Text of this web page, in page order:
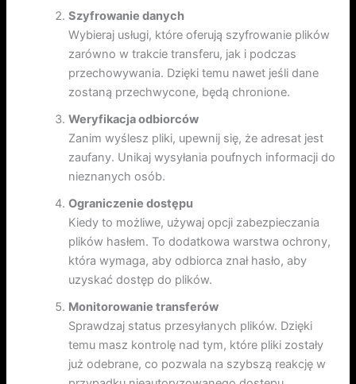
Szyfrowanie danych
Wybieraj usługi, które oferują szyfrowanie plików
zarówno w trakcie transferu, jak i podczas
przechowywania. Dzięki temu nawet jeśli dane
zostaną przechwycone, będą chronione.
Weryfikacja odbiorców
Zanim wyślesz pliki, upewnij się, że adresat jest
zaufany. Unikaj wysyłania poufnych informacji do
nieznanych osób.
Ograniczenie dostępu
Kiedy to możliwe, używaj opcji zabezpieczania
plików hasłem. To dodatkowa warstwa ochrony,
która wymaga, aby odbiorca znał hasło, aby
uzyskać dostęp do plików.
Monitorowanie transferów
Sprawdzaj status przesyłanych plików. Dzięki
temu masz kontrolę nad tym, które pliki zostały
już odebrane, co pozwala na szybszą reakcję w